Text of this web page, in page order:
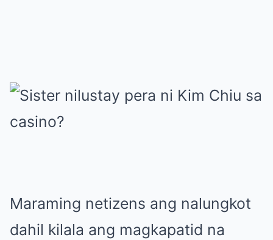
Maraming netizens ang nalungkot
dahil kilala ang magkapatid na